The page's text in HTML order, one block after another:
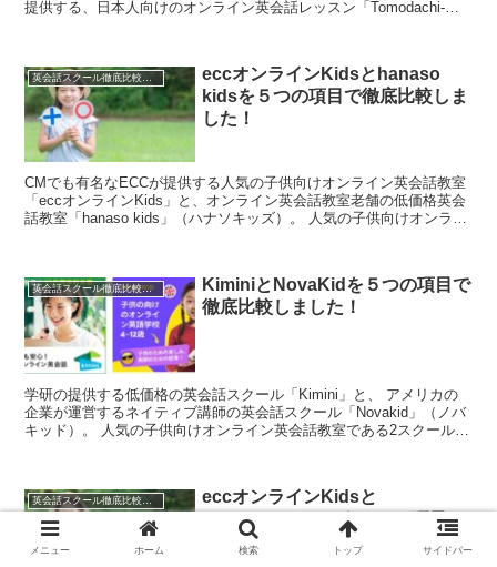
提供する、日本人向けのオンライン英会話レッスン「Tomodachi-
英会話スクール徹底比較一覧
eccオンラインKidsとhanaso
kidsを５つの項目で徹底比較しま
した！
CMでも有名なECCが提供する人気の子供向けオンライン英会話教室
「eccオンラインKids」と、オンライン英会話教室老舗の低価格英会
話教室「hanaso kids」（ハナソキッズ）。 人気の子供向けオンライ
英会話スクール徹底比較一覧
KiminiとNovaKidを５つの項目で
徹底比較しました！
学研の提供する低価格の英会話スクール「Kimini」と、 アメリカの
企業が運営するネイティブ講師の英会話スクール「Novakid」（ノバ
キッド）。 人気の子供向けオンライン英会話教室である2スクール
英会話スクール徹底比較一覧
eccオンラインKidsと
Tomodachi-USAを５つの項目で
徹底比較しました！
メニュー ホーム 検索 トップ サイドバー